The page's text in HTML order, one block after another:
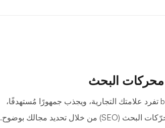
البحث
يُعزز نطاق .boutique تفرد علامتك التجارية، ويجذب جمهورًا مُستهدفًا،
ويُحسّن مُحسّنات محرّكات البحث (SEO) من خلال تحديد مجالك بوضوح.